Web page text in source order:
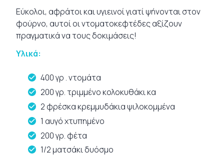
Εύκολοι, αφράτοι και υγιεινοί γιατί ψήνονται στον
φούρνο, αυτοί οι ντοματοκεφτέδες αξίζουν
πραγματικά να τους δοκιμάσεις!
Υλικά:
400 γρ . ντομάτα
200 γρ. τριμμένο κολοκυθάκι κα
2 φρέσκα κρεμμυδάκια ψιλοκομμένα
1 αυγό χτυπημένο
200 γρ. φέτα
1/2 ματσάκι δυόσμο